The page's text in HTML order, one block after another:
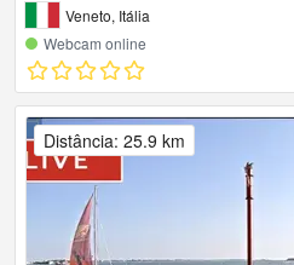
Veneto, Itália
Webcam online
Distância: 25.9 km